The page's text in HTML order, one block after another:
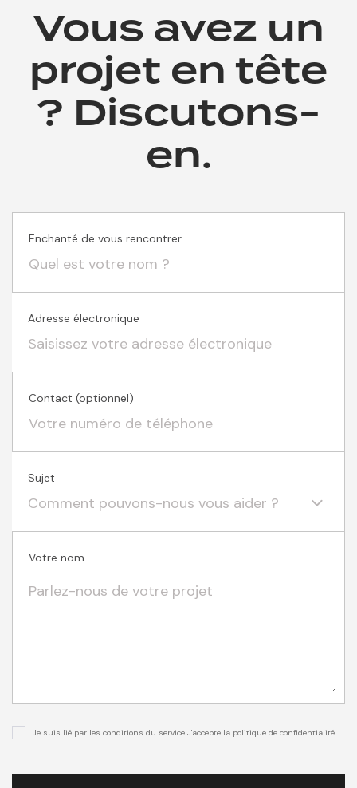
Vous avez un
projet en tête
? Discutons-
en.
Enchanté de vous rencontrer
Adresse électronique
Contact (optionnel)
Sujet
Comment pouvons-nous vous aider ?
Votre nom
Je suis lié par les conditions du service J'accepte la politique de confidentialité